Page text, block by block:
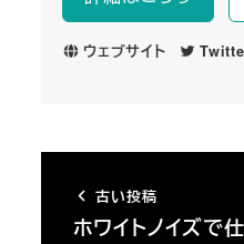
ウェブサイト
古い投稿
ホワイトノイズで